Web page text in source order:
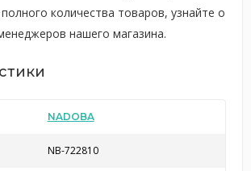
количества товаров, узнайте о
нашего магазина.
NADOBA
NB-722810